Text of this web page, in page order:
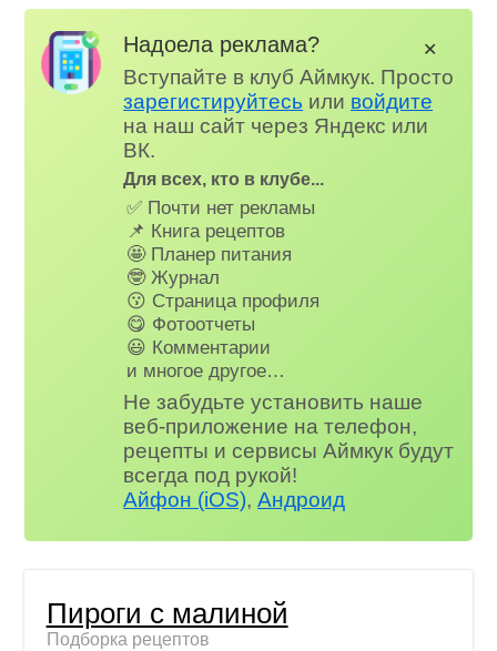
Надоела реклама?
Вступайте в клуб Аймкук. Просто
зарегистируйтесь или войдите
на наш сайт через Яндекс или
ВК.
Для всех, кто в клубе...
✅ Почти нет рекламы
📌 Книга рецептов
🤩 Планер питания
🤓 Журнал
😗 Страница профиля
😋 Фотоотчеты
😃 Комментарии
и многое другое…
Не забудьте установить наше
веб-приложение на телефон,
рецепты и сервисы Аймкук будут
всегда под рукой!
Айфон (iOS),Андроид
✕
Пироги с малиной
Подборка рецептов